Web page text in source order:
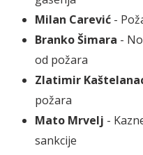
Milan Carević -
Branko Šimara -
od požara
Zlatimir
požara
Mato Mrvelj -
sankcije